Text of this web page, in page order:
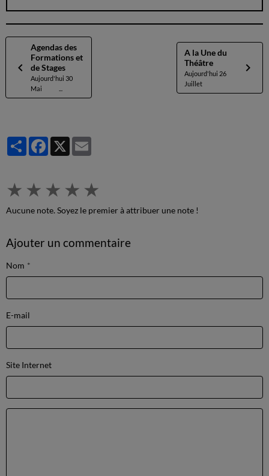
Agendas des
Formations et
de Stages
Aujourd'hui 30
Mai ...
A la Une du
Théâtre
Aujourd'hui 26
Juillet
PartagerFacebook
X
★ ★ ★ ★ ★
Aucune note. Soyez le premier à attribuer une note !
Ajouter un commentaire
Nom
E-mail
Site Internet